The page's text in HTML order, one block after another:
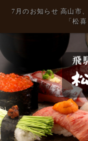
7月のお知らせ 高山市
「松